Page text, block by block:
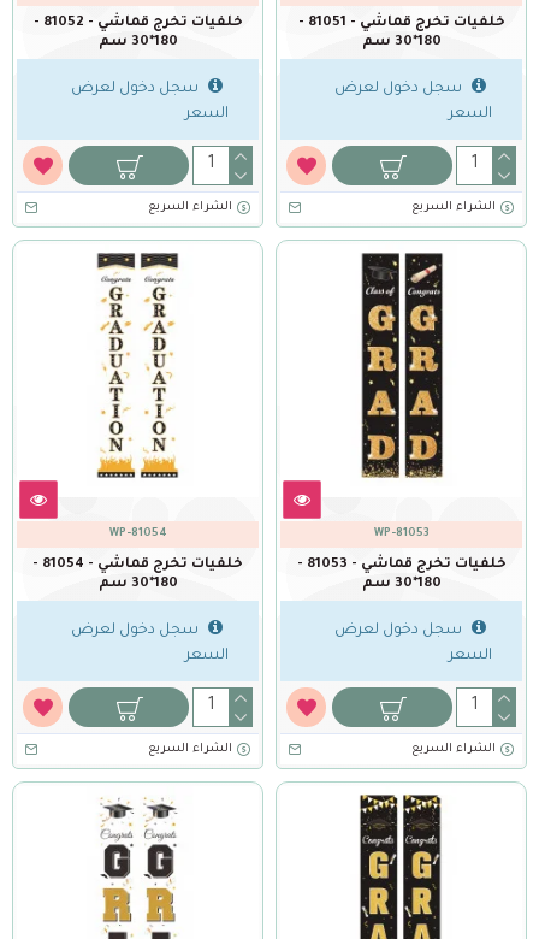
خلفيات تخرج قماشي - 81051 -
180*30 سم
سجل دخول لعرض
السعر
الشراء السريع
خلفيات تخرج قماشي - 81052 -
180*30 سم
سجل دخول لعرض
السعر
الشراء السريع
WP-81053
خلفيات تخرج قماشي - 81053 -
180*30 سم
سجل دخول لعرض
السعر
الشراء السريع
WP-81054
خلفيات تخرج قماشي - 81054 -
180*30 سم
سجل دخول لعرض
السعر
الشراء السريع